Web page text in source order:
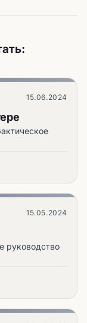
15.06.2024
15.05.2024
руководство